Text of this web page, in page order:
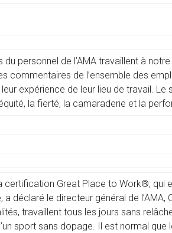
personnel de l’AMA travaillent à
commentaires de l’ensemble des
expérience de leur lieu de travail.
la fierté, la camaraderie et la
certification Great Place to Work®, qui
a déclaré le directeur général de l’AMA,
travaillent tous les jours sans
sport sans dopage. Il est normal